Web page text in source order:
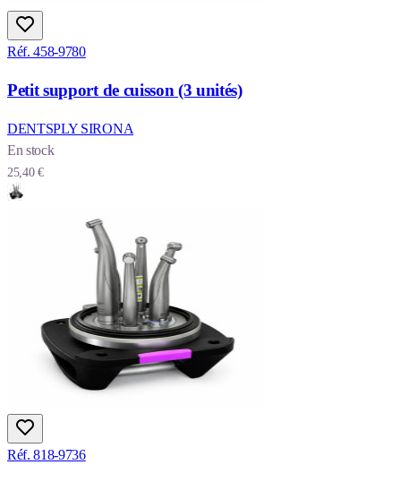
Réf. 458-9780
Petit support de cuisson (3 unités)
DENTSPLY SIRONA
En stock
25,40 €
Réf. 818-9736